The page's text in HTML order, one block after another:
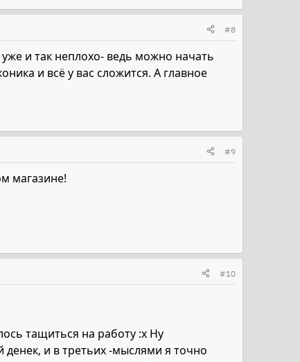
#8
и так неплохо- ведь можно начать
и всё у вас сложится. А главное
#9
магазине!
#10
тащиться на работу :x Ну
и в третьих -мыслями я точно